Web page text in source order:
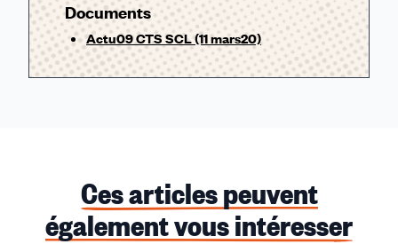
Documents
Actu09 CTS SCL (11 mars20)
Ces articles peuvent
également vous intéresser